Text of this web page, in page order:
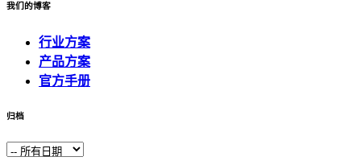
我们的博客
行业方案
产品方案
官方手册
归档